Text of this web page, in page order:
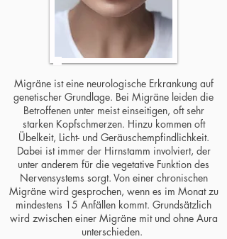
Migräne ist eine neurologische Erkrankung auf
genetischer Grundlage. Bei Migräne leiden die
Betroffenen unter meist einseitigen, oft sehr
starken Kopfschmerzen. Hinzu kommen oft
Übelkeit, Licht- und Geräuschempfindlichkeit.
Dabei ist immer der Hirnstamm involviert, der
unter anderem für die vegetative Funktion des
Nervensystems sorgt. Von einer chronischen
Migräne wird gesprochen, wenn es im Monat zu
mindestens 15 Anfällen kommt. Grundsätzlich
wird zwischen einer Migräne mit und ohne Aura
unterschieden.